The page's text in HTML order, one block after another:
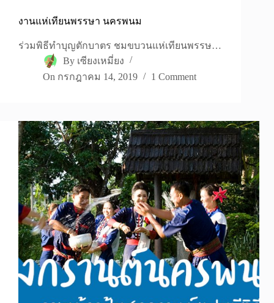
งานแห่เทียนพรรษา นครพนม
ร่วมพิธีทำบุญตักบาตร ชมขบวนแห่เทียนพรรษ…
By เซียงเหมี่ยง
On กรกฎาคม 14, 2019 1 Comment